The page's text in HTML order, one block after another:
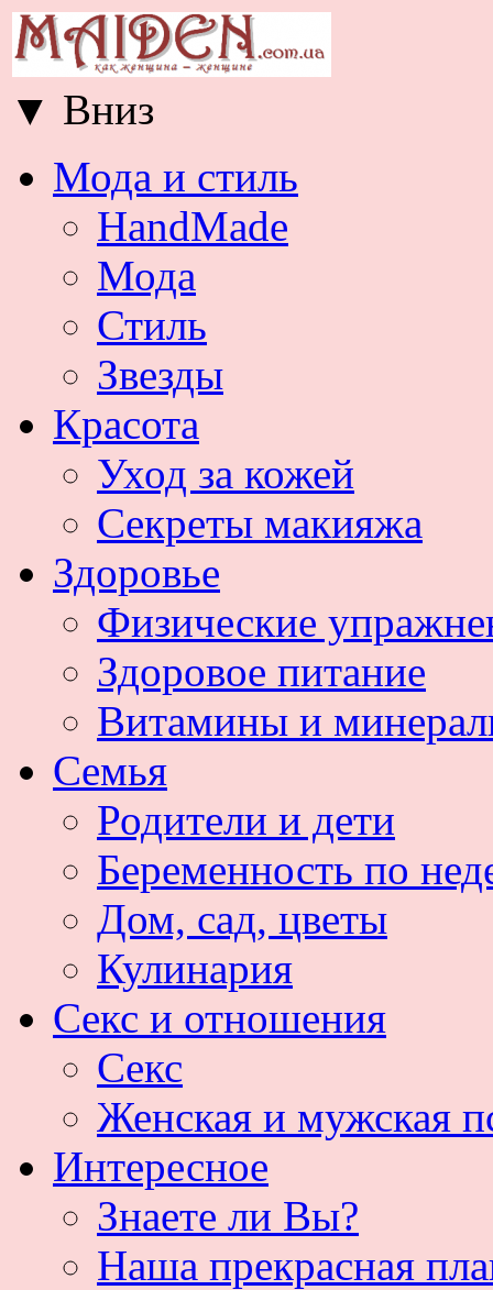
▼ Вниз
Мода и стиль
HandMade
Мода
Стиль
Звезды
Красота
Уход за кожей
Секреты макияжа
Здоровье
Физические
Здоровое питание
Витамины и
Семья
Родители и дети
Беременность по
Дом, сад, цветы
Кулинария
Секс и отношения
Секс
Женская и мужская
Интересное
Знаете ли Вы?
Наша прекрасная